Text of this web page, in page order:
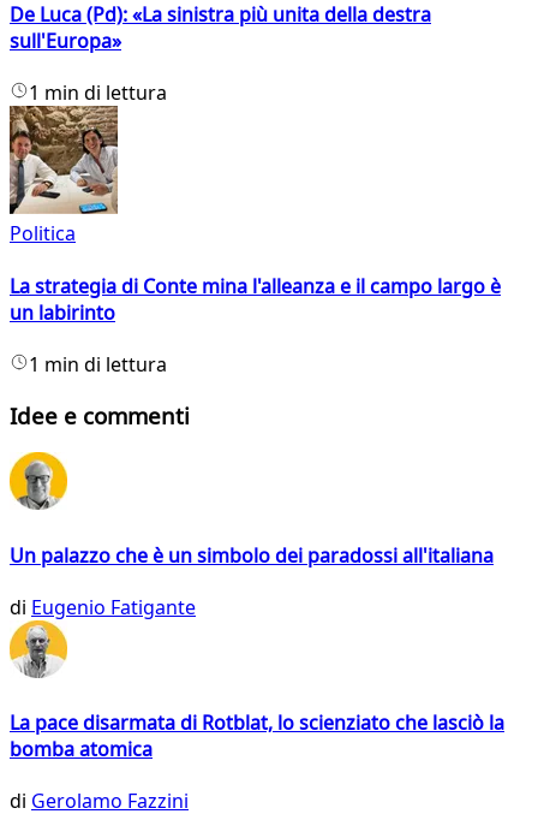
De Luca (Pd): «La sinistra più unita della destra
sull'Europa»
1 min di lettura
Politica
La strategia di Conte mina l'alleanza e il campo largo è
un labirinto
1 min di lettura
Idee e commenti
Un palazzo che è un simbolo dei paradossi all'italiana
di Eugenio Fatigante
La pace disarmata di Rotblat, lo scienziato che lasciò la
bomba atomica
di Gerolamo Fazzini